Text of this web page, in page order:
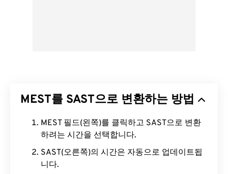
MEST를 SAST으로 변환하는 방법
MEST 필드(왼쪽)를 클릭하고 SAST으로 변환
하려는 시간을 선택합니다.
SAST(오른쪽)의 시간은 자동으로 업데이트됩
니다.